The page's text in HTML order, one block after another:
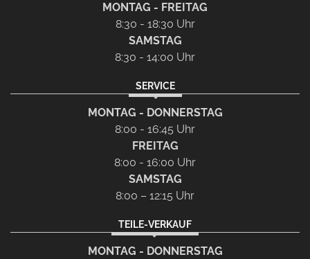
MONTAG - FREITAG
8:30 - 18:30 Uhr
SAMSTAG
8:30 - 14:00 Uhr
SERVICE
MONTAG - DONNERSTAG
8:00 - 16:45 Uhr
FREITAG
8:00 - 16:00 Uhr
SAMSTAG
8:00 – 12:15 Uhr
TEILE-VERKAUF
MONTAG - DONNERSTAG